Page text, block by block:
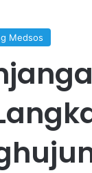
Medsos